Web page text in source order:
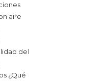
aire
del
¿Qué